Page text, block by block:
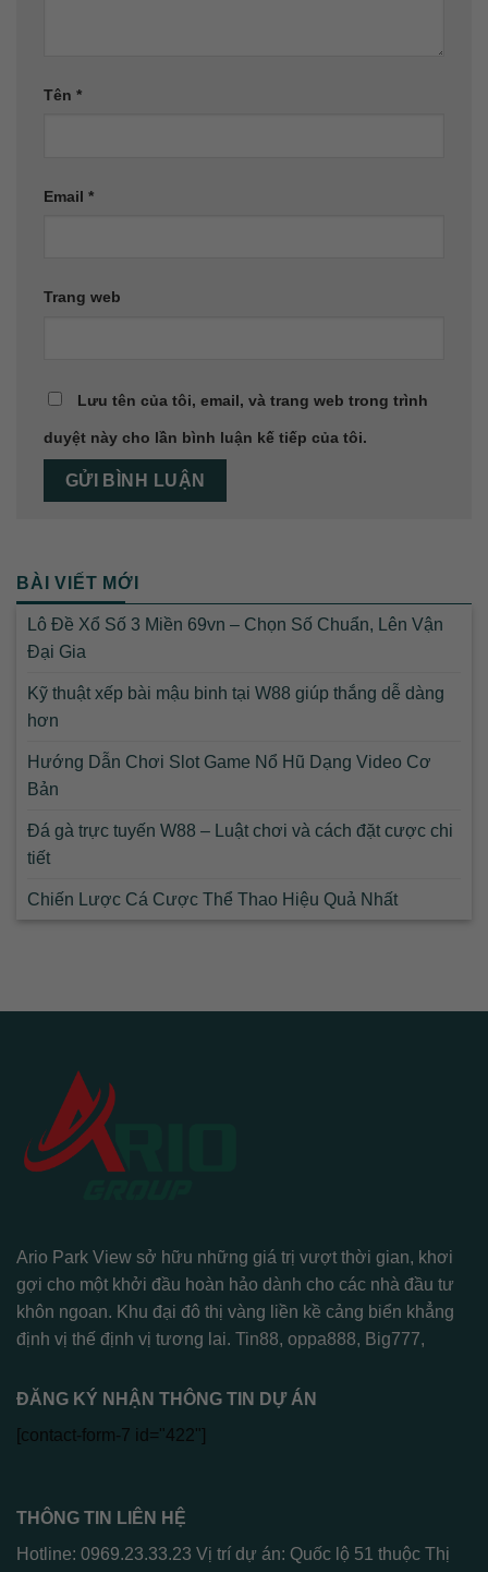
Tên *
Email *
Trang web
Lưu tên của tôi, email, và trang web trong trình
duyệt này cho lần bình luận kế tiếp của tôi.
BÀI VIẾT MỚI
Lô Đề Xổ Số 3 Miền 69vn – Chọn Số Chuẩn, Lên Vận
Đại Gia
Kỹ thuật xếp bài mậu binh tại W88 giúp thắng dễ dàng
hơn
Hướng Dẫn Chơi Slot Game Nổ Hũ Dạng Video Cơ
Bản
Đá gà trực tuyến W88 – Luật chơi và cách đặt cược chi
tiết
Chiến Lược Cá Cược Thể Thao Hiệu Quả Nhất
Ario Park View sở hữu những giá trị vượt thời gian, khơi
gợi cho một khởi đầu hoàn hảo dành cho các nhà đầu tư
khôn ngoan. Khu đại đô thị vàng liền kề cảng biển khẳng
định vị thế định vị tương lai. Tin88, oppa888, Big777,
ĐĂNG KÝ NHẬN THÔNG TIN DỰ ÁN
[contact-form-7 id="422"]
THÔNG TIN LIÊN HỆ
Hotline: 0969.23.33.23 Vị trí dự án: Quốc lộ 51 thuộc Thị